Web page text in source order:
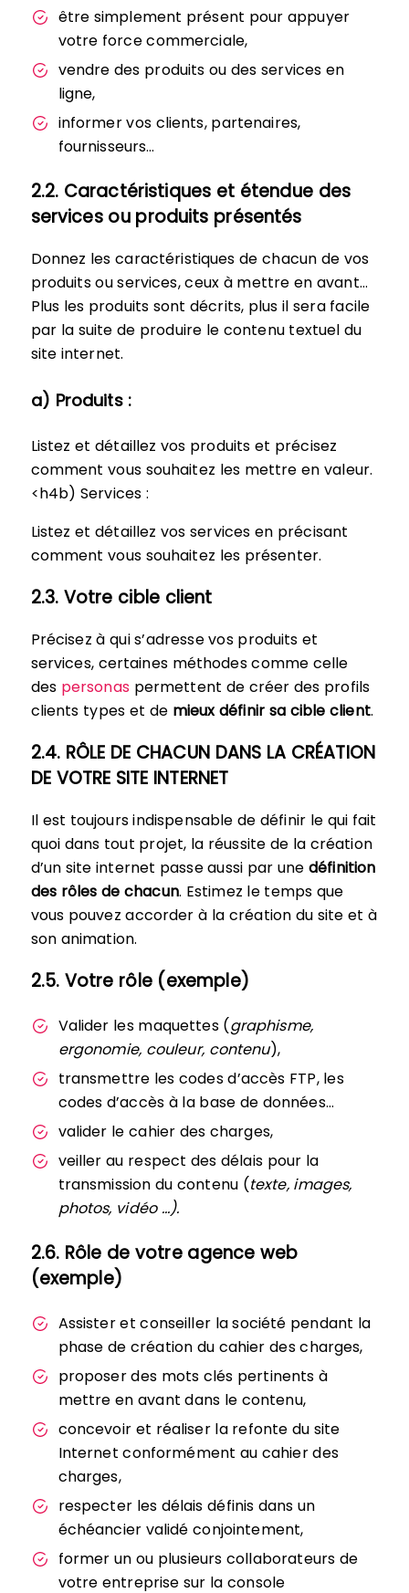
être simplement présent pour appuyer
votre force commerciale,
vendre des produits ou des services en
ligne,
informer vos clients, partenaires,
fournisseurs…
2.2. Caractéristiques et étendue des
services ou produits présentés
Donnez les caractéristiques de chacun de vos
produits ou services, ceux à mettre en avant…
Plus les produits sont décrits, plus il sera facile
par la suite de produire le contenu textuel du
site internet.
a) Produits :
Listez et détaillez vos produits et précisez
comment vous souhaitez les mettre en valeur.
<h4b) Services :
Listez et détaillez vos services en précisant
comment vous souhaitez les présenter.
2.3. Votre cible client
Précisez à qui s’adresse vos produits et
services, certaines méthodes comme celle
des personaspermettent de créer des profils
clients types et de mieux définir sa cible client.
2.4. RÔLE DE CHACUN DANS LA CRÉATION
DE VOTRE SITE INTERNET
Il est toujours indispensable de définir le qui fait
quoi dans tout projet, la réussite de la création
d’un site internet passe aussi par une définition
des rôles de chacun. Estimez le temps que
vous pouvez accorder à la création du site et à
son animation.
2.5. Votre rôle (exemple)
Valider les maquettes (graphisme,
ergonomie, couleur, contenu),
transmettre les codes d’accès FTP, les
codes d’accès à la base de données…
valider le cahier des charges,
veiller au respect des délais pour la
transmission du contenu (texte, images,
photos, vidéo …).
2.6. Rôle de votre agence web
(exemple)
Assister et conseiller la société pendant la
phase de création du cahier des charges,
proposer des mots clés pertinents à
mettre en avant dans le contenu,
concevoir et réaliser la refonte du site
Internet conformément au cahier des
charges,
respecter les délais définis dans un
échéancier validé conjointement,
former un ou plusieurs collaborateurs de
votre entreprise sur la console